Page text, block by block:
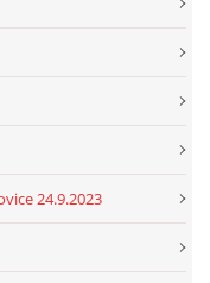
24.9.2023